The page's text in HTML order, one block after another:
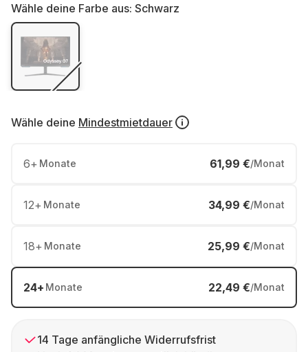
Wähle deine Farbe aus: Schwarz
Wähle deine Mindestmietdauer
6+ Monate 61,99 €/Monat
12+ Monate 34,99 €/Monat
18+ Monate 25,99 €/Monat
24+ Monate 22,49 €/Monat
14 Tage anfängliche Widerrufsfrist